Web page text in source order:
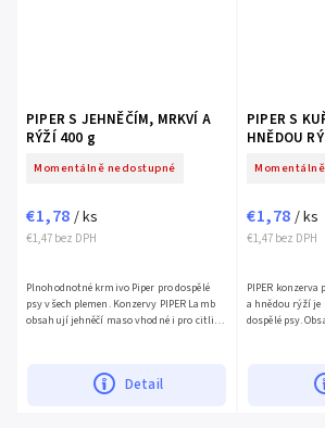
PIPER S JEHNĚČÍM, MRKVÍ A
RÝŽÍ 400 g
Momentálně nedostupné
€1,47 bez DPH
€1,78 / ks
Detail
Plnohodnotné krmivo Piper pro dospělé
psy všech plemen. Konzervy PIPER Lamb
obsahují jehněčí maso vhodné i pro citlivé
PIPER S
HNĚDOU
€1,47 bez DPH
€1,78 / ks
PIPER
a hnědou rýží
dospělé psy.